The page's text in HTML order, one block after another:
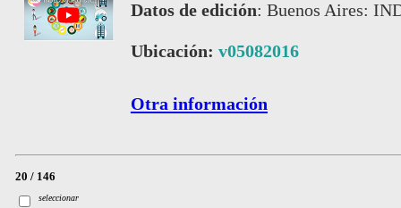
Datos de edición: Buenos Aires:
Ubicación: v05082016
Otra información
20 / 146
seleccionar